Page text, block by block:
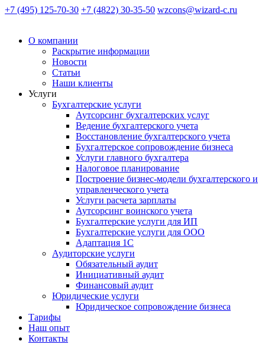
+7 (495) 125-70-30 +7 (4822) 30-35-50 wzcons@wizard-c.ru
О компании
Раскрытие информации
Новости
Статьи
Наши клиенты
Услуги
Бухгалтерские услуги
Аутсорсинг бухгалтерских услуг
Ведение бухгалтерского учета
Восстановление бухгалтерского учета
Бухгалтерское сопровождение бизнеса
Услуги главного бухгалтера
Налоговое планирование
Построение бизнес-модели бухгалтерского и
управленческого учета
Услуги расчета зарплаты
Аутсорсинг воинского учета
Бухгалтерские услуги для ИП
Бухгалтерские услуги для ООО
Адаптация 1С
Аудиторские услуги
Обязательный аудит
Инициативный аудит
Финансовый аудит
Юридические услуги
Юридическое сопровождение бизнеса
Тарифы
Наш опыт
Контакты